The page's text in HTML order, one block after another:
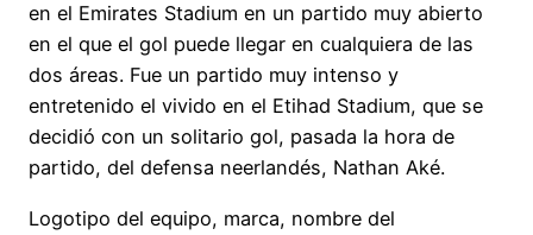
en el Emirates Stadium en un partido muy abierto
en el que el gol puede llegar en cualquiera de las
dos áreas. Fue un partido muy intenso y
entretenido el vivido en el Etihad Stadium, que se
decidió con un solitario gol, pasada la hora de
partido, del defensa neerlandés, Nathan Aké.
Logotipo del equipo, marca, nombre del